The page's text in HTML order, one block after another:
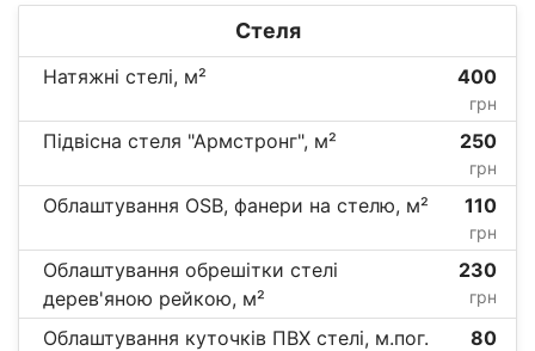
Стеля
Натяжні стелі, м² 400
грн
Підвісна стеля "Армстронг", м² 250
грн
Облаштування OSB, фанери на стелю, м² 110
грн
Облаштування обрешітки стелі
дерев'яною рейкою, м²
230
грн
Облаштування куточків ПВХ стелі, м.пог. 80